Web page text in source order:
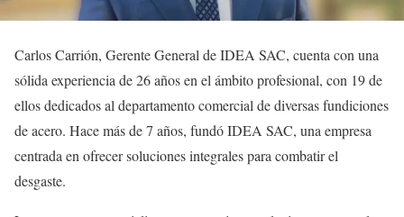
Carlos Carrión, Gerente General de IDEA SAC, cuenta con una
sólida experiencia de 26 años en el ámbito profesional, con 19 de
ellos dedicados al departamento comercial de diversas fundiciones
de acero. Hace más de 7 años, fundó IDEA SAC, una empresa
centrada en ofrecer soluciones integrales para combatir el
desgaste.